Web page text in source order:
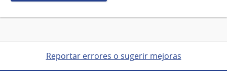
Reportar errores o sugerir mejoras